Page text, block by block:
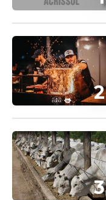
2
3